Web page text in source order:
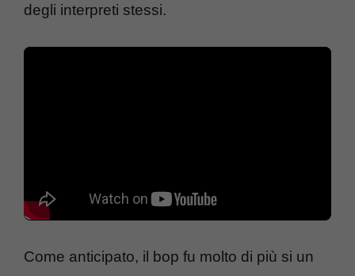
degli interpreti stessi.
Come anticipato, il bop fu molto di più si un